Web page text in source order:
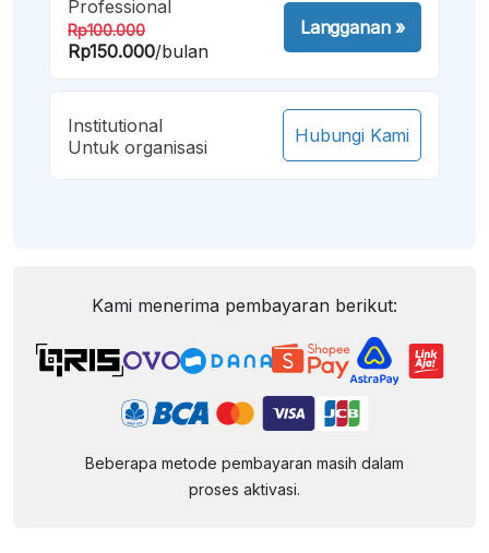
Professional
Rp100.000
Rp150.000/bulan
Langganan»
Institutional
Untuk organisasi
Hubungi Kami
Kami menerima pembayaran berikut:
Beberapa metode pembayaran masih dalam
proses aktivasi.